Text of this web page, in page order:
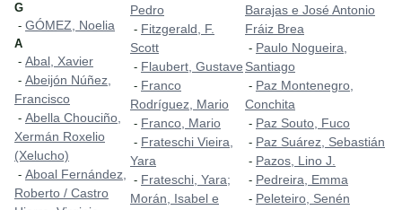
G
- GÓMEZ, Noelia
A
- Abal, Xavier
- Abeijón Núñez,
Francisco
- Abella Chouciño,
Xermán Roxelio
(Xelucho)
- Aboal Fernández,
Roberto / Castro
Pedro
- Fitzgerald, F.
Scott
- Flaubert, Gustave
- Franco
Rodríguez, Mario
- Franco, Mario
- Frateschi Vieira,
Yara
- Frateschi, Yara;
Morán, Isabel e
Barajas e José Antonio
Fráiz Brea
- Paulo Nogueira,
Santiago
- Paz Montenegro,
Conchita
- Paz Souto, Fuco
- Paz Suárez, Sebastián
- Pazos, Lino J.
- Pedreira, Emma
- Peleteiro, Senén